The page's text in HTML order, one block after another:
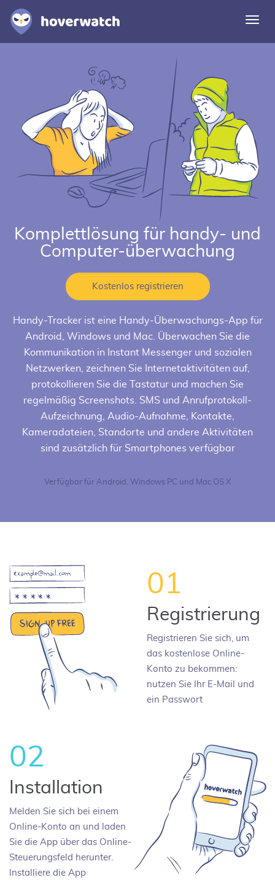
Lösungen
Einloggen
Kostenlos registrieren
Komplettlösung für handy- und
Computer-überwachung
Kostenlos registrieren
Handy-Trackerist eine Handy-Überwachungs-App für
Android, Windows und Mac. Überwachen Sie die
Kommunikation in Instant Messenger und sozialen
Netzwerken, zeichnen Sie Internetaktivitäten auf,
protokollieren Sie die Tastatur und machen Sie
regelmäßig Screenshots. SMS und Anrufprotokoll-
Aufzeichnung, Audio-Aufnahme, Kontakte,
Kameradateien, Standorte und andere Aktivitäten
sind zusätzlich für Smartphones verfügbar
Verfügbar für Android, Windows PC und Mac OS X
01
Registrierung
Registrieren Sie sich, um
das kostenlose Online-
Konto zu bekommen:
nutzen Sie Ihr E-Mail und
ein Passwort
02
Installation
Melden Sie sich bei einem
Online-Konto an und laden
Sie die App über das Online-
Steuerungsfeld herunter.
Installiere die App